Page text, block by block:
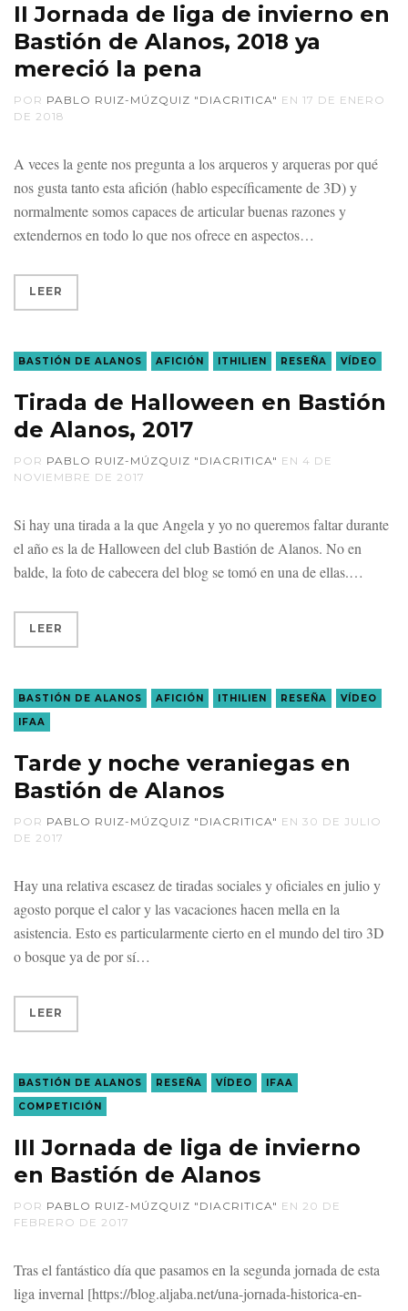
II Jornada de liga de invierno en
Bastión de Alanos, 2018 ya
mereció la pena
POR PABLO RUIZ-MÚZQUIZ "DIACRITICA" EN 17 DE ENERO
DE 2018
A veces la gente nos pregunta a los arqueros y arqueras por qué
nos gusta tanto esta afición (hablo específicamente de 3D) y
normalmente somos capaces de articular buenas razones y
extendernos en todo lo que nos ofrece en aspectos
LEER
BASTIÓN DE ALANOS AFICIÓN ITHILIEN RESEÑA VÍDEO
Tirada de Halloween en Bastión
de Alanos, 2017
POR PABLO RUIZ-MÚZQUIZ "DIACRITICA" EN 4 DE
NOVIEMBRE DE 2017
Si hay una tirada a la que Angela y yo no queremos faltar durante
el año es la de Halloween del club Bastión de Alanos. No en
balde, la foto de cabecera del blog se tomó en una de ellas.
LEER
BASTIÓN DE ALANOS AFICIÓN ITHILIEN RESEÑA
VÍDEO
IFAA
Tarde y noche veraniegas en
Bastión de Alanos
POR PABLO RUIZ-MÚZQUIZ "DIACRITICA" EN 30 DE JULIO
DE 2017
Hay una relativa escasez de tiradas sociales y oficiales en julio y
agosto porque el calor y las vacaciones hacen mella en la
asistencia. Esto es particularmente cierto en el mundo del tiro 3D
o bosque ya de por sí
LEER
BASTIÓN DE ALANOS RESEÑA VÍDEO
IFAA
COMPETICIÓN
III Jornada de liga de invierno
en Bastión de Alanos
POR PABLO RUIZ-MÚZQUIZ "DIACRITICA" EN 20 DE
FEBRERO DE 2017
Tras el fantástico día que pasamos en la segunda jornada de esta
liga invernal [https://blog.aljaba.net/una-jornada-historica-en-